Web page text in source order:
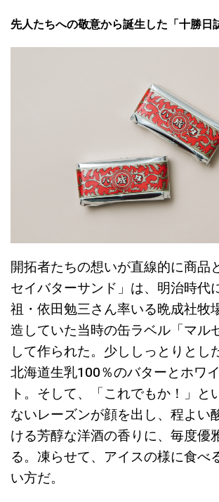
先人たちへの敬意から誕生した「十勝日
開拓者たちの想いが直線的に商品
セイバターサンド」は、明治時代
祖・依田勉三さん率いる晩成社牧
造していた当時の缶ラベル「マル
して作られた。少ししっとりとし
北海道生乳100％のバターとホワ
ト。そして、「これでもか！」と
ないレーズンが顔を出し、程よい
ける芳醇な洋酒の香りに、毎度優
る。凍らせて、アイスの様に食べ
い方だ。